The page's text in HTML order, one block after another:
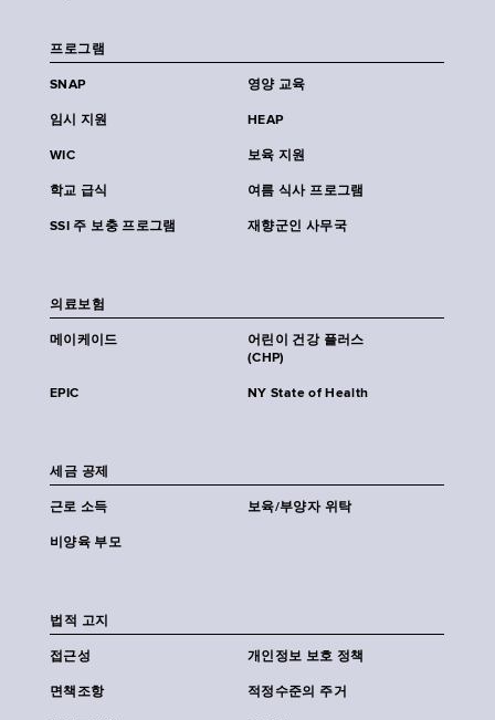
프로그램
SNAP 영양 교육
임시 지원 HEAP
WIC 보육 지원
학교 급식 여름 식사 프로그램
SSI 주 보충 프로그램 재향군인 사무국
의료보험
메이케이드
어린이 건강 플러스
(CHP)
EPIC NY State of Health
세금 공제
근로 소득 보육/부양자 위탁
비양육 부모
법적 고지
접근성 개인정보 보호 정책
면책조항 적정수준의 주거